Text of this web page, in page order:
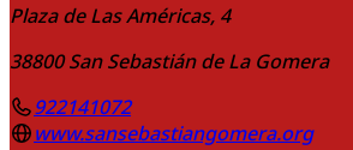
Plaza de Las Américas, 4
38800 San Sebastián de La Gomera
922141072
www.sansebastiangomera.org